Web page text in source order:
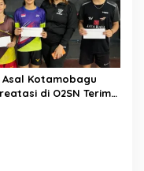
Kotamobagu
di O2SN Terima